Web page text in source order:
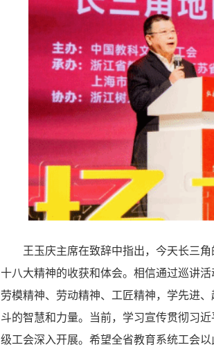
王玉庆主席在致辞中指出，今天长三
十八大精神的收获和体会。相信通过巡讲
劳模精神、劳动精神、工匠精神，学先进
斗的智慧和力量。当前，学习宣传贯彻习
级工会深入开展。希望全省教育系统工会